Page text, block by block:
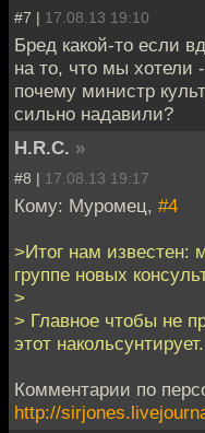
#7 | 17.08.13 19:10
Бред какой-то если
на то, что мы хотели
почему министр
сильно надавили?
H.R.C. »
#8 | 17.08.13 19:17
Кому: Муромец, #4
>Итог нам известен:
группе новых
>
> Главное чтобы не
этот накольсунтирует.
Комментарии по
http://